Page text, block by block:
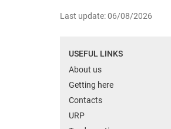
Last update: 06/08/2026
USEFUL LINKS
About us
Getting here
Contacts
URP